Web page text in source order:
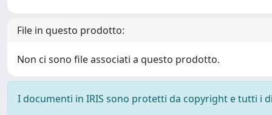
File in questo prodotto:
Non ci sono file associati a questo prodotto.
I documenti in IRIS sono protetti da copyright e tutti i